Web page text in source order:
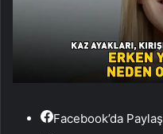
Facebook’da Paylaş